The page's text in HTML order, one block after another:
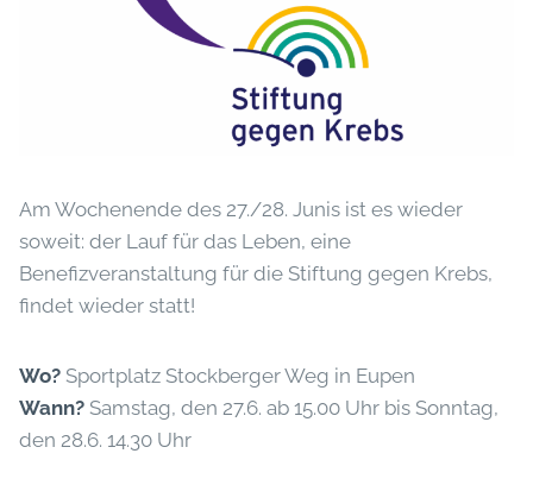
Am Wochenende des 27./28. Junis ist es wieder
soweit: der Lauf für das Leben, eine
Benefizveranstaltung für die Stiftung gegen Krebs,
findet wieder statt!
Wo? Sportplatz Stockberger Weg in Eupen
Wann? Samstag, den 27.6. ab 15.00 Uhr bis Sonntag,
den 28.6. 14.30 Uhr